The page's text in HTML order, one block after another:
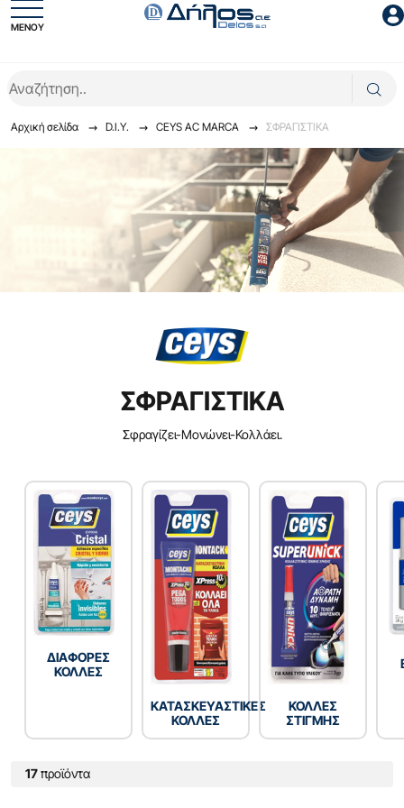
ΜΕΝΟΥ
Είσοδος
Ξέχασες το password;
Αρχική σελίδα D.I.Y. CEYS AC MARCA ΣΦΡΑΓΙΣΤΙΚΑ
ΣΦΡΑΓΙΣΤΙΚΑ
Σφραγίζει-Μονώνει-Κολλάει.
ΔΙΑΦΟΡΕΣ
ΚΟΛΛΕΣ
ΚΑΤΑΣΚΕΥΑΣΤΙΚΕΣ
ΚΟΛΛΕΣ
ΚΟΛΛΕΣ
ΣΤΙΓΜΗΣ
17προϊόντα